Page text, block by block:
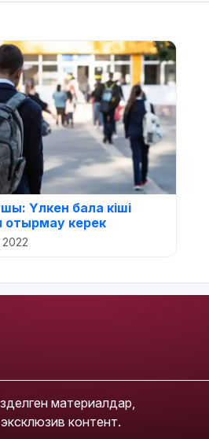
Үлкен бала кіші
отырмау керек
материалдар,
эксклюзив контент.